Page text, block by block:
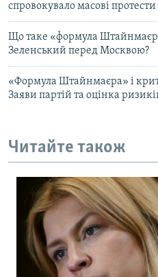
спровокувало масові протести
Що таке «формула
Зеленський перед Москвою?
«Формула Штайнмаєра» і
Заяви партій та оцінка
Читайте також